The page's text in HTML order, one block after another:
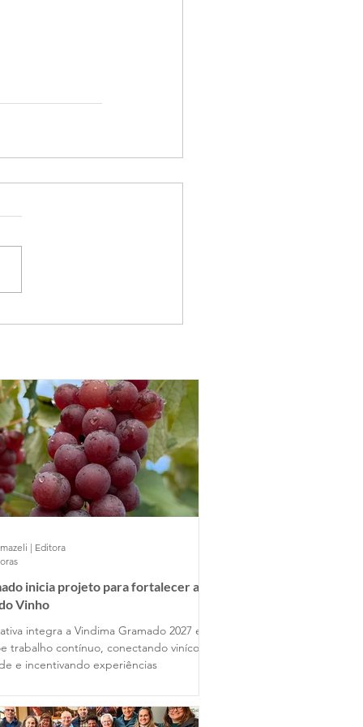
inicia projeto para fortalecer a
Vinho
integra a Vindima Gramado 2027 e
trabalho contínuo, conectando vinícolas
e incentivando experiências
| Editora